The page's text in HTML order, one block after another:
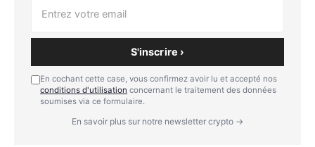
S'inscrire ›
En cochant cette case, vous confirmez avoir lu et accepté nos
conditions d'utilisation concernant le traitement des données
soumises via ce formulaire.
En savoir plus sur notre newsletter crypto →